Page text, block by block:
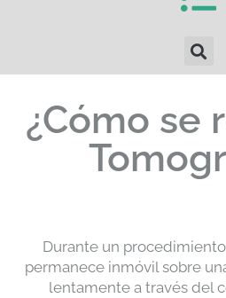
¿Cómo se
Durante un
permanece inmóvil sobre
lentamente a través del